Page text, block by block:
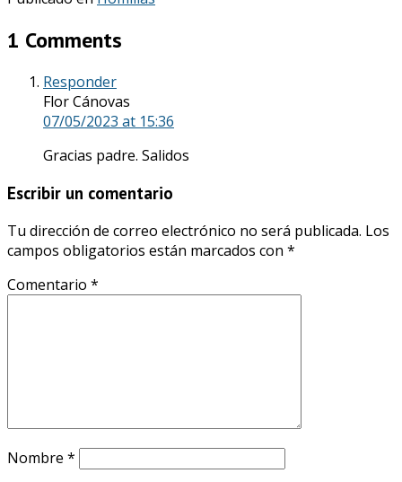
1 Comments
Responder
Flor Cánovas
07/05/2023 at 15:36
Gracias padre. Salidos
Escribir un comentario
Tu dirección de correo electrónico no será publicada. Los
campos obligatorios están marcados con *
Comentario *
Nombre *